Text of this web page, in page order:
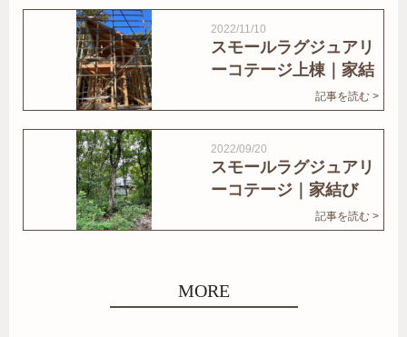
2022/11/10
スモールラグジュアリ
ーコテージ上棟｜家結
記事を読む >
2022/09/20
スモールラグジュアリ
ーコテージ｜家結び
記事を読む >
MORE